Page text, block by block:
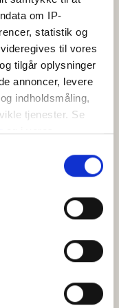
om IP-
statistik og
til vores
tilgår oplysninger
annoncer, levere
indholdsmåling,
tjenester. Se
og i vores
på "Privacy
om din placering,
på en scanning af
et værelse med
et værelse
til én person
og